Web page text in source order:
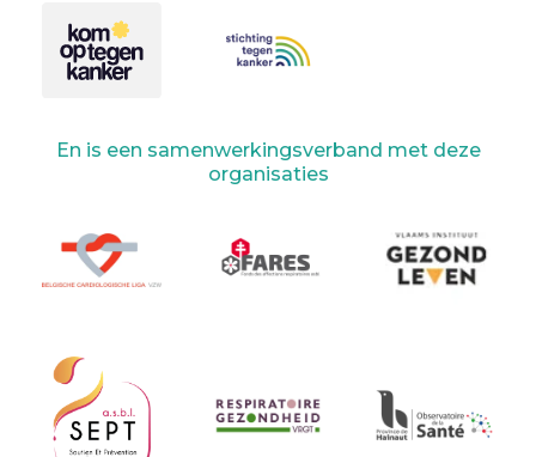
En is een samenwerkingsverband met deze
organisaties